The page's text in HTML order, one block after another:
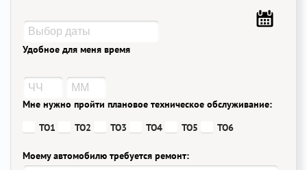
Удобное для меня время
Мне нужно пройти плановое техническое обслуживание:
ТО1
ТО2 ТО3 ТО4 ТО5 ТО6
Моему автомобилю требуется ремонт: